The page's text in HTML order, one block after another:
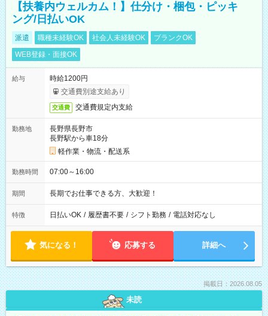
【扶養内ウェルカム！】仕分け・梱包・ピッキ
ング/日払いOK
派遣 職種未経験OK 社会人未経験OK
ブランクOK
WEB登録・面接OK
給与
時給1200円
交通費別途支給あり
交通費 交通費規定内支給
勤務地
長野県長野市
長野駅から車18分
軽作業・物流・配送系
勤務時間 07:00～16:00
期間 長期でお仕事できる方、大歓迎！
特徴 日払いOK / 履歴書不要 / シフト勤務 / 電話対応なし
気になる！ 応募する 詳細へ
掲載日：2026.08.05
未読